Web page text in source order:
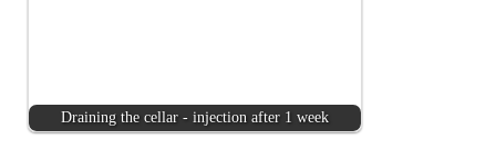
Draining the cellar - injection after 1 week